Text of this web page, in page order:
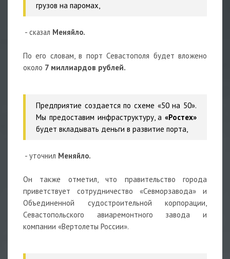
грузов на паромах,
- сказал Меняйло.
По его словам, в порт Севастополя будет вложено
около 7 миллиардов рублей.
Предприятие создается по схеме «50 на 50».
Мы предоставим инфраструктуру, а «Ростех»
будет вкладывать деньги в развитие порта,
- уточнил Меняйло.
Он также отметил, что правительство города
приветствует сотрудничество «Севморзавода» и
Объединенной судостроительной корпорации,
Севастопольского авиаремонтного завода и
компании «Вертолеты России».